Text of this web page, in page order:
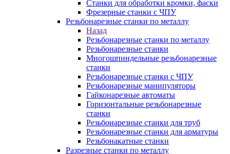
Станки для обработки кромки, фаски
Фрезерные станки с ЧПУ
Резьбонарезные станки по металлу
Назад
Резьбонарезные станки по металлу
Резьбонарезные станки
Многошпиндельные резьбонарезные
станки
Резьбонарезные станки с ЧПУ
Резьбонарезные манипуляторы
Гайконарезные автоматы
Горизонтальные резьбонарезные
станки
Резьбонарезные станки для труб
Резьбонарезные станки для арматуры
Резьбонакатные станки
Разрезные станки по металлу